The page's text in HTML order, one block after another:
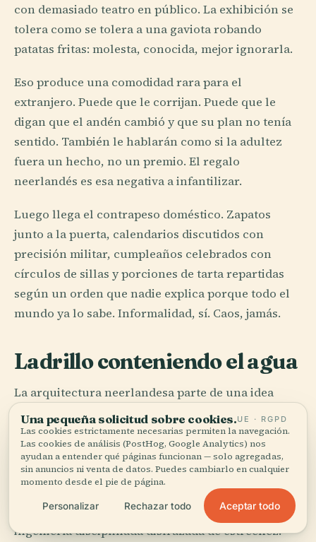
con demasiado teatro en público. La exhibición se
tolera como se tolera a una gaviota robando
patatas fritas: molesta, conocida, mejor ignorarla.
Eso produce una comodidad rara para el
extranjero. Puede que le corrijan. Puede que le
digan que el andén cambió y que su plan no tenía
sentido. También le hablarán como si la adultez
fuera un hecho, no un premio. El regalo
neerlandés es esa negativa a infantilizar.
Luego llega el contrapeso doméstico. Zapatos
junto a la puerta, calendarios discutidos con
precisión militar, cumpleaños celebrados con
círculos de sillas y porciones de tarta repartidas
según un orden que nadie explica porque todo el
mundo ya lo sabe. Informalidad, sí. Caos, jamás.
Ladrillo conteniendo el agua
La arquitectura neerlandesa parte de una idea
contundente: si la tierra no se porta bien, el
edificio tendrá que hacerlo. En Delft, en
Ámsterdam, en Middelburg, el ladrillo sube desde
el suelo húmedo con la postura alerta de algo que
conoce el derrumbe por su nombre. Las casas de
canal parecen elegantes, pero su elegancia es
ingeniería disciplinada disfrazada de estrechez:
Una pequeña solicitud sobre cookies.UE · RGPD
Las cookies estrictamente necesarias permiten la navegación.
Las cookies de análisis (PostHog, Google Analytics) nos
ayudan a entender qué páginas funcionan — solo agregadas,
sin anuncios ni venta de datos. Puedes cambiarlo en cualquier
momento desde el pie de página.
Personalizar Rechazar todo Aceptar todo